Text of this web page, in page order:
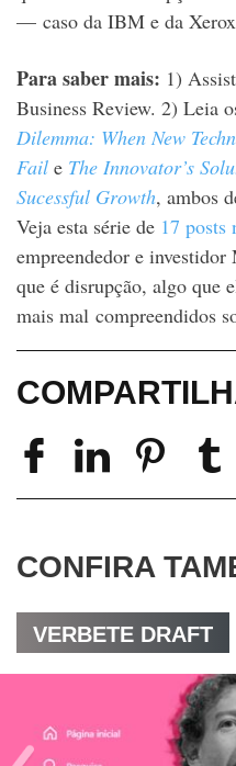
— caso da IBM e da
Para saber mais: 1)
Business Review. 2) Leia
Dilemma: When New
Fail e The Innovator’s
Sucessful Growth, ambos
Veja esta série de 17 posts
empreendedor e
que é disrupção, algo que
mais mal compreendidos
CONFIRA
VERBETE DRAFT